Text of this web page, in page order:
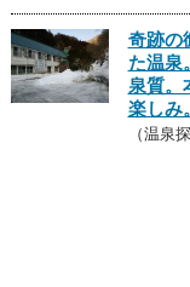
奇跡の
た温泉
泉質。
楽しみ。
（温泉